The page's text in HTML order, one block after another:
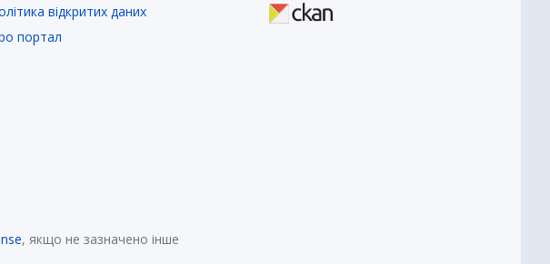
відкритих даних
портал
, якщо не зазначено інше